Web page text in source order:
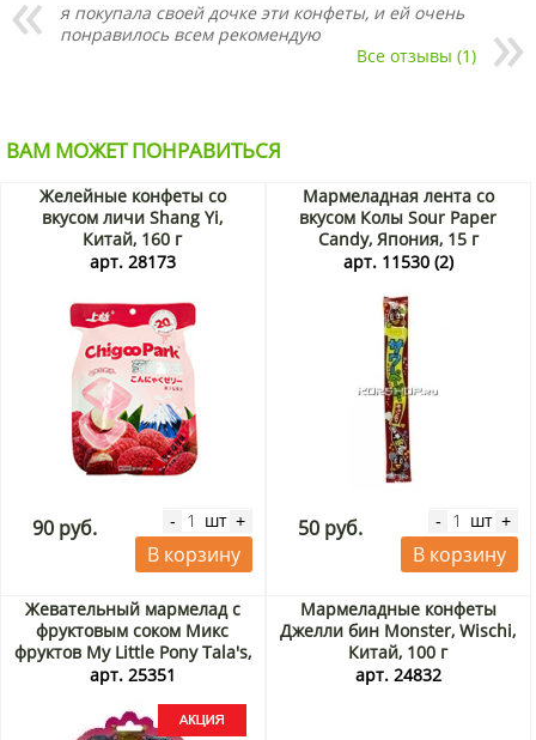
я покупала своей дочке эти конфеты, и ей очень
понравилось всем рекомендую
Все отзывы (1)
ВАМ МОЖЕТ ПОНРАВИТЬСЯ
Желейные конфеты со
вкусом личи Shang Yi,
Китай, 160 г
арт. 28173
90 руб. - шт +
В корзину
Мармеладная лента со
вкусом Колы Sour Paper
Candy, Япония, 15 г
арт. 11530 (2)
50 руб. - шт +
В корзину
Жевательный мармелад с
фруктовым соком Микс
фруктов My Little Pony Tala's,
Китай, 60 г Акция
арт. 25351
Мармеладные конфеты
Джелли бин Monster, Wischi,
Китай, 100 г
арт. 24832